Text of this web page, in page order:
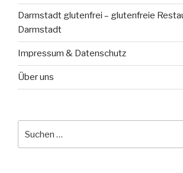
Darmstadt glutenfrei – glutenfreie
Darmstadt
Impressum & Datenschutz
Über uns
nach: